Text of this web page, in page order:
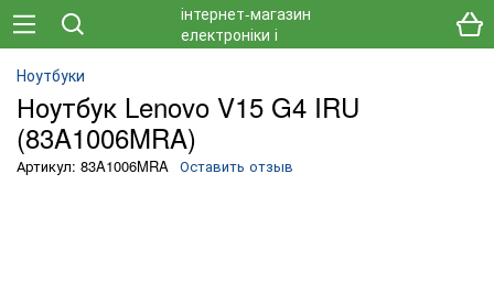
Ноутбуки
Ноутбук Lenovo V15 G4 IRU
(83A1006MRA)
Артикул: 83A1006MRA Оставить отзыв